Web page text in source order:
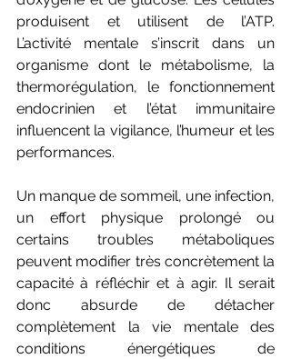
produisent et utilisent de l’ATP.
L’activité mentale s’inscrit dans un
organisme dont le métabolisme, la
thermorégulation, le fonctionnement
endocrinien et l’état immunitaire
influencent la vigilance, l’humeur et les
performances.
Un manque de sommeil, une infection,
un effort physique prolongé ou
certains troubles métaboliques
peuvent modifier très concrètement la
capacité à réfléchir et à agir. Il serait
donc absurde de détacher
complètement la vie mentale des
conditions énergétiques de